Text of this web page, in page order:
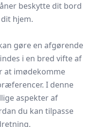
beskytte dit bord
hjem.
gøre en afgørende
i en bred vifte af
at imødekomme
I denne
aspekter af
du kan tilpasse